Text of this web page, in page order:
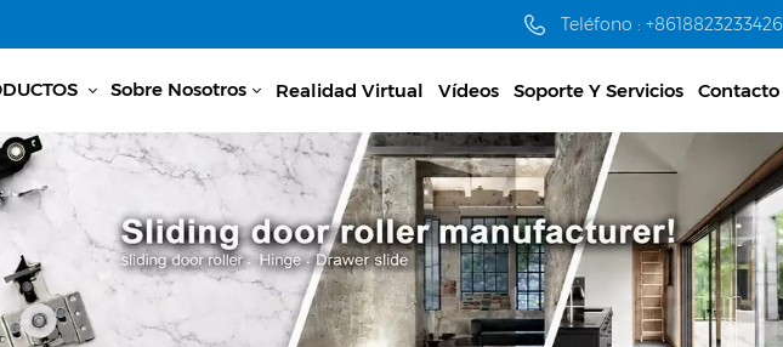
Teléfono : +8618823233426
Sobre Nosotros Realidad Virtual Vídeos Soporte Y Servicios Contacto